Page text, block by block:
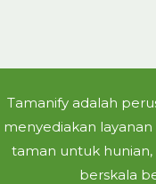
Tamanify adalah
menyediakan
taman untuk hunian,
berskala